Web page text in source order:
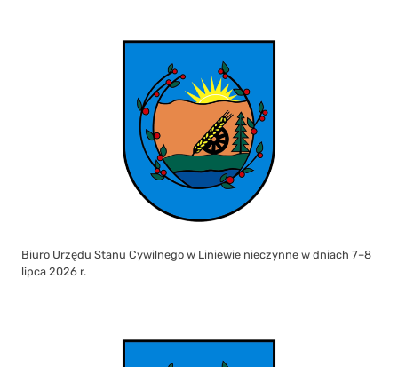
Biuro Urzędu Stanu Cywilnego w Liniewie nieczynne w dniach 7–8
lipca 2026 r.